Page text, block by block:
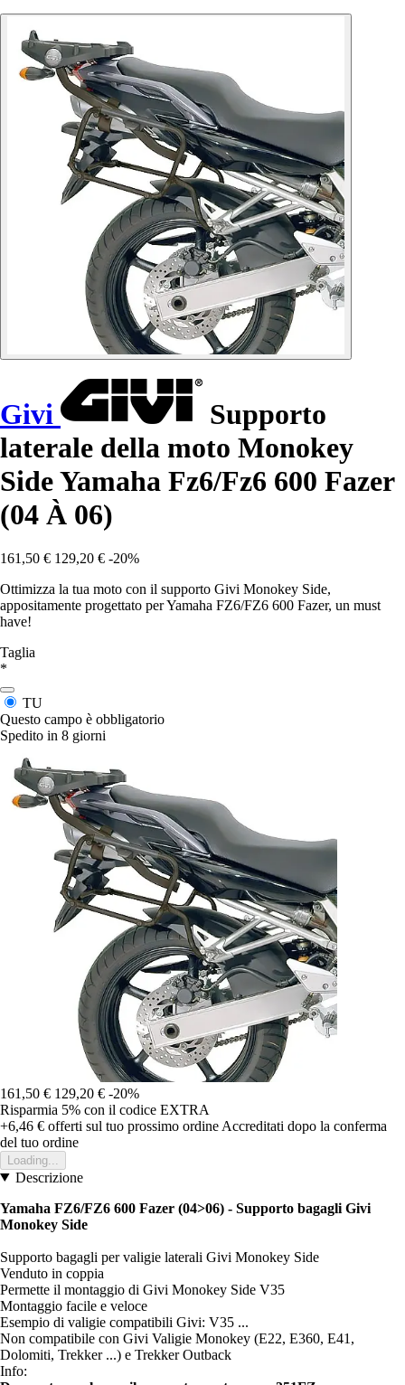
Givi
Supporto
laterale della moto Monokey
Side Yamaha Fz6/Fz6 600 Fazer
(04 À 06)
161,50 € 129,20 € -20%
Ottimizza la tua moto con il supporto Givi Monokey Side,
appositamente progettato per Yamaha FZ6/FZ6 600 Fazer, un must
have!
Taglia
*
TU
Questo campo è obbligatorio
Spedito in 8 giorni
161,50 € 129,20 € -20%
Risparmia 5% con il codice EXTRA
+6,46 € offerti sul tuo prossimo ordine Accreditati dopo la conferma
del tuo ordine
Loading...
Descrizione
Yamaha FZ6/FZ6 600 Fazer (04>06) - Supporto bagagli Givi
Monokey Side
Supporto bagagli per valigie laterali Givi Monokey Side
Venduto in coppia
Permette il montaggio di Givi Monokey Side V35
Montaggio facile e veloce
Esempio di valigie compatibili Givi: V35 ...
Non compatibile con Givi Valigie Monokey (E22, E360, E41,
Dolomiti, Trekker ...) e Trekker Outback
Info: